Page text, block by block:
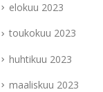
elokuu 2023
toukokuu 2023
huhtikuu 2023
maaliskuu 2023